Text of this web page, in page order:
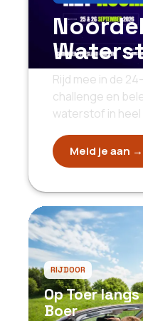
Rijd mee in de
challenge en
waterstof in heel
Meld je aan →
RIJDOOR
Op Toer
Boer